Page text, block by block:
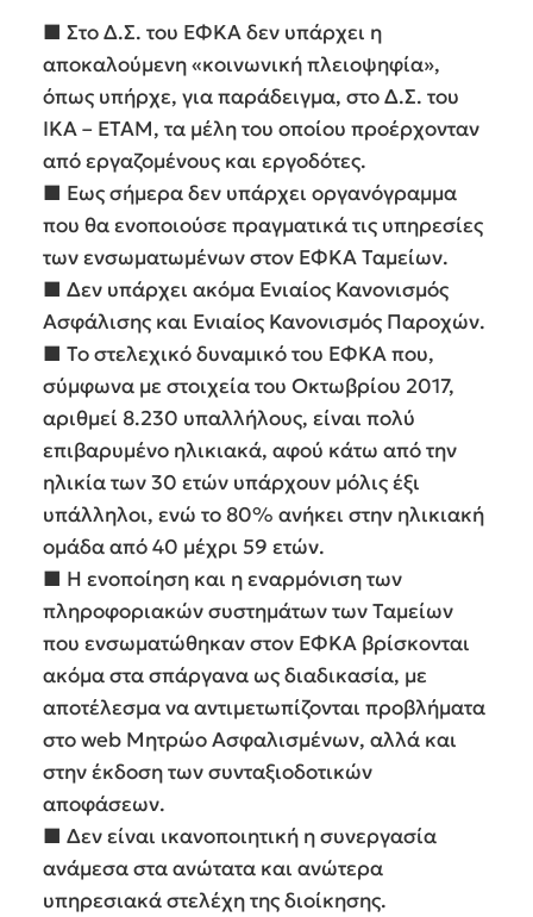
■ Στο Δ.Σ. του ΕΦΚΑ δεν υπάρχει η
αποκαλούμενη «κοινωνική πλειοψηφία»,
όπως υπήρχε, για παράδειγμα, στο Δ.Σ. του
ΙΚΑ – ΕΤΑΜ, τα μέλη του οποίου προέρχονταν
από εργαζομένους και εργοδότες.
■ Εως σήμερα δεν υπάρχει οργανόγραμμα
που θα ενοποιούσε πραγματικά τις υπηρεσίες
των ενσωματωμένων στον ΕΦΚΑ Ταμείων.
■ Δεν υπάρχει ακόμα Ενιαίος Κανονισμός
Ασφάλισης και Ενιαίος Κανονισμός Παροχών.
■ Το στελεχικό δυναμικό του ΕΦΚΑ που,
σύμφωνα με στοιχεία του Οκτωβρίου 2017,
αριθμεί 8.230 υπαλλήλους, είναι πολύ
επιβαρυμένο ηλικιακά, αφού κάτω από την
ηλικία των 30 ετών υπάρχουν μόλις έξι
υπάλληλοι, ενώ το 80% ανήκει στην ηλικιακή
ομάδα από 40 μέχρι 59 ετών.
■ Η ενοποίηση και η εναρμόνιση των
πληροφοριακών συστημάτων των Ταμείων
που ενσωματώθηκαν στον ΕΦΚΑ βρίσκονται
ακόμα στα σπάργανα ως διαδικασία, με
αποτέλεσμα να αντιμετωπίζονται προβλήματα
στο web Μητρώο Ασφαλισμένων, αλλά και
στην έκδοση των συνταξιοδοτικών
αποφάσεων.
■ Δεν είναι ικανοποιητική η συνεργασία
ανάμεσα στα ανώτατα και ανώτερα
υπηρεσιακά στελέχη της διοίκησης.